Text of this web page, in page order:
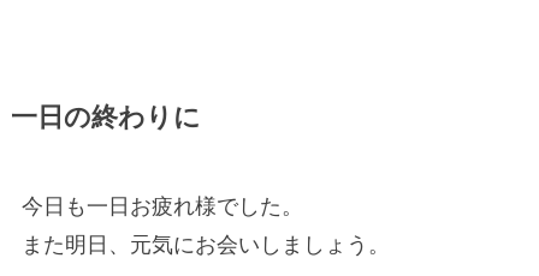
一日の終わりに
今日も一日お疲れ様でした。
また明日、元気にお会いしましょう。